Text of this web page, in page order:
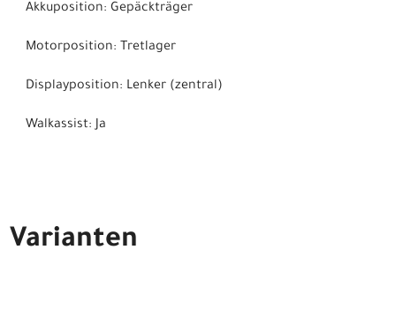
Akkuposition: Gepäckträger
Motorposition: Tretlager
Displayposition: Lenker (zentral)
Walkassist: Ja
Varianten